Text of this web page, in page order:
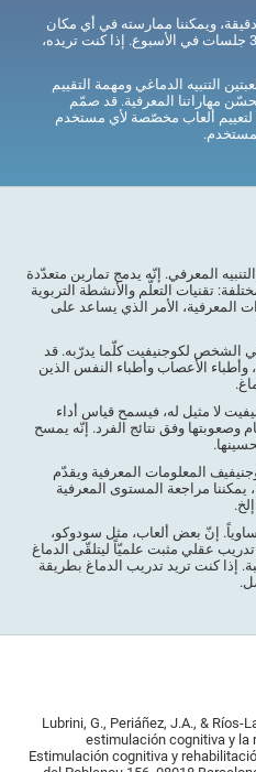
تدوم جلسة تدريب كاملة حول 15-20 دقيقة، ويمكننا ممارسته في أي مكان
وفي أي وقت. ينصح كوجنيفيت إجراء 3 جلسات في الأسبوع. إذا كنت تريده،
التنبيه الدماغي ومهمة التقييم
مهاراتنا المعرفية. قد صمّم
ألعاب مخصّصة لأي مستخدم
المعرفي. إنّه يدمج تمارين متعدّدة
تقنيات التعلّم والأنشطة التربوية
المعرفية، الأمر الذي يساعد على
الشخص لكوجنيفيت كلّما يدرّبه. قد
الأعصاب وأطباء النفس الذين
لا مثيل له، فيسمح قياس أداء
وصعوبتها وفق نتائج الفرد. إنّه يمسح
المعلومات المعرفية ويقدّم
يمكننا مراجعة المستوى المعرفية
إنّ بعض ألعاب، مثل سودوكو،
تدريب عقلي مثبت علميّاً ليتلقّى الدماغ
إذا كنت تريد تدريب الدماغ بطريقة
[1] Lubrini, G., Periáñez, J.A., &
estimulación cognitiva y la
Estimulación cognitiva y